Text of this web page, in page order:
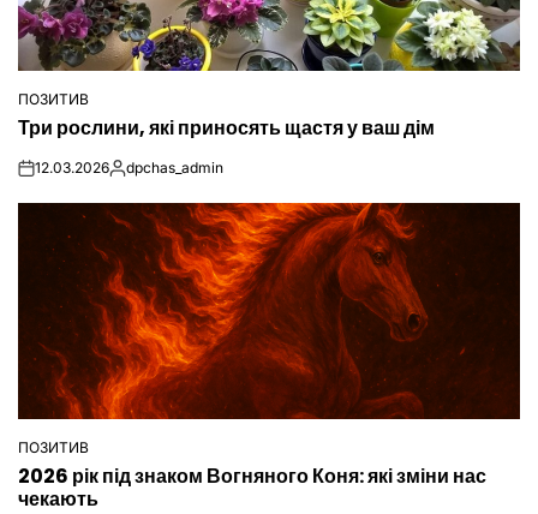
ОПУБЛІКУВАТИ
ПОЗИТИВ
Три рослини, які приносять щастя у ваш дім
on12.03.2026Опубліковано
dpchas_admin
ОПУБЛІКУВАТИ
У
ПОЗИТИВ
2026 рік під знаком Вогняного Коня: які зміни нас
чекають